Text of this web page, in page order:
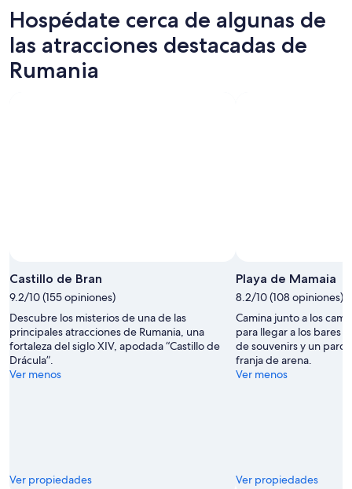
Hospédate cerca de algunas de
las atracciones destacadas de
Rumania
de
uso
libre
tomada
por
Image
Courtesy
of
Castillo de Bran
9.2/10 (155 opiniones)
Descubre los misterios de una de las
principales atracciones de Rumania, una
fortaleza del siglo XIV, apodada “Castillo de
Drácula”.
Ver menos
Ver propiedades
Playa de Mamaia
8.2/10 (108 opiniones)
Camina junto a los
para llegar a los bares
de souvenirs y un
franja de arena.
Ver menos
Ver propiedades